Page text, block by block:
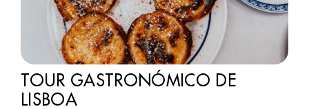
TOUR GASTRONÓMICO DE
LISBOA